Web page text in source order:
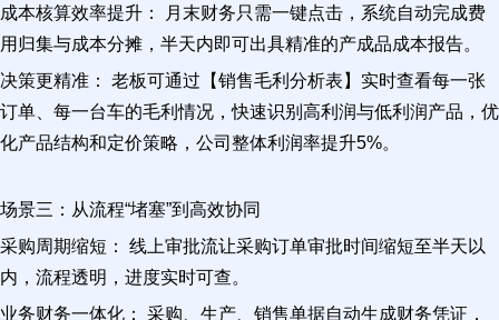
成本核算效率提升： 月末财务只需一键点击，系统自动完成费
用归集与成本分摊，半天内即可出具精准的产成品成本报告。
决策更精准： 老板可通过【销售毛利分析表】实时查看每一张
订单、每一台车的毛利情况，快速识别高利润与低利润产品，优
化产品结构和定价策略，公司整体利润率提升5%。
场景三：从流程“堵塞”到高效协同
采购周期缩短： 线上审批流让采购订单审批时间缩短至半天以
内，流程透明，进度实时可查。
业务财务一体化： 采购、生产、销售单据自动生成财务凭证，